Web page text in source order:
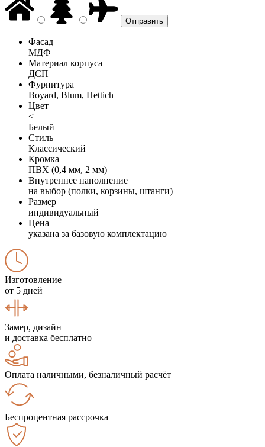
Фасад
МДФ
Материал корпуса
ДСП
Фурнитура
Boyard, Blum, Hettich
Цвет
<
Белый
Стиль
Классический
Кромка
ПВХ (0,4 мм, 2 мм)
Внутреннее наполнение
на выбор (полки, корзины, штанги)
Размер
индивидуальный
Цена
указана за базовую комплектацию
Изготовление
от 5 дней
Замер, дизайн
и доставка бесплатно
Оплата наличными, безналичный расчёт
Беспроцентная рассрочка